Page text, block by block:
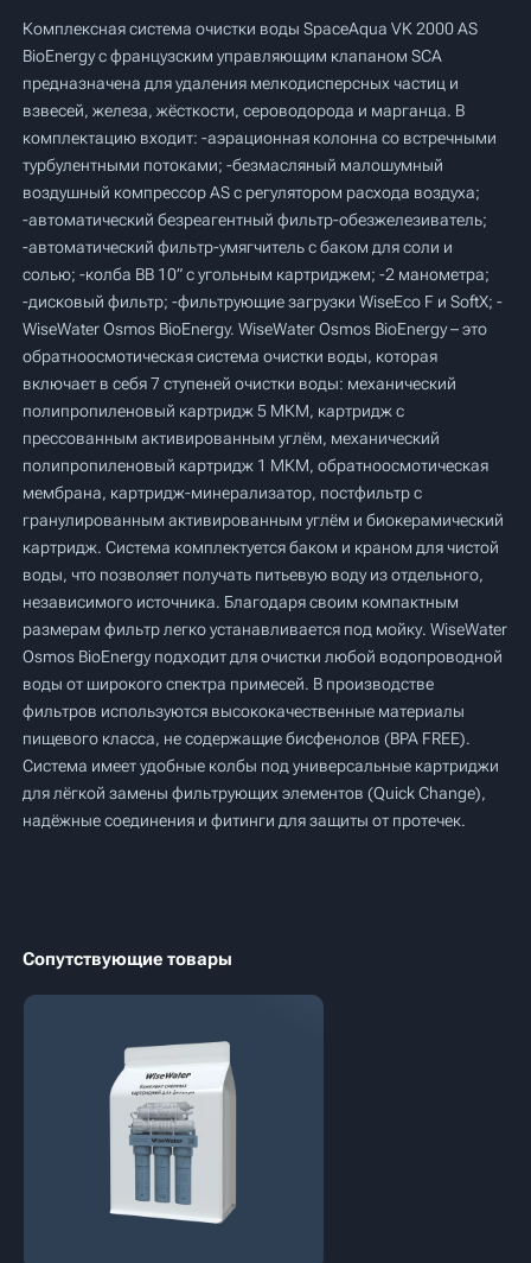
Комплексная система очистки воды SpaceAqua VK 2000 AS
BioEnergy с французским управляющим клапаном SCA
предназначена для удаления мелкодисперсных частиц и
взвесей, железа, жёсткости, сероводорода и марганца. В
комплектацию входит: -аэрационная колонна со встречными
турбулентными потоками; -безмасляный малошумный
воздушный компрессор AS с регулятором расхода воздуха;
-автоматический безреагентный фильтр-обезжелезиватель;
-автоматический фильтр-умягчитель с баком для соли и
солью; -колба BB 10” с угольным картриджем; -2 манометра;
-дисковый фильтр; -фильтрующие загрузки WiseEco F и SoftX; -
WiseWater Osmos BioEnergy. WiseWater Osmos BioEnergy – это
обратноосмотическая система очистки воды, которая
включает в себя 7 ступеней очистки воды: механический
полипропиленовый картридж 5 МКМ, картридж с
прессованным активированным углём, механический
полипропиленовый картридж 1 МКМ, обратноосмотическая
мембрана, картридж-минерализатор, постфильтр с
гранулированным активированным углём и биокерамический
картридж. Система комплектуется баком и краном для чистой
воды, что позволяет получать питьевую воду из отдельного,
независимого источника. Благодаря своим компактным
размерам фильтр легко устанавливается под мойку. WiseWater
Osmos BioEnergy подходит для очистки любой водопроводной
воды от широкого спектра примесей. В производстве
фильтров используются высококачественные материалы
пищевого класса, не содержащие бисфенолов (BPA FREE).
Система имеет удобные колбы под универсальные картриджи
для лёгкой замены фильтрующих элементов (Quick Change),
надёжные соединения и фитинги для защиты от протечек.
Сопутствующие товары